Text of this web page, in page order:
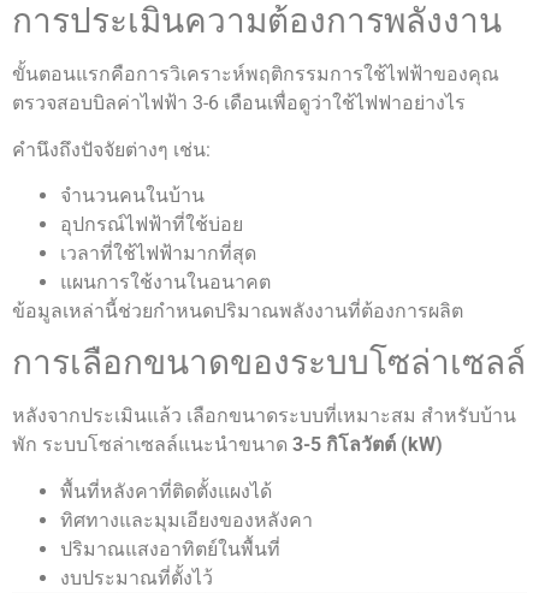
การประเมินความต้องการพลังงาน
ขั้นตอนแรกคือการวิเคราะห์พฤติกรรมการใช้ไฟฟ้าของคุณ
ตรวจสอบบิลค่าไฟฟ้า 3-6 เดือนเพื่อดูว่าใช้ไฟฟาอย่างไร
คำนึงถึงปัจจัยต่างๆ เช่น:
จำนวนคนในบ้าน
อุปกรณ์ไฟฟ้าที่ใช้บ่อย
เวลาที่ใช้ไฟฟ้ามากที่สุด
แผนการใช้งานในอนาคต
ข้อมูลเหล่านี้ช่วยกำหนดปริมาณพลังงานที่ต้องการผลิต
การเลือกขนาดของระบบโซล่าเซลล์
หลังจากประเมินแล้ว เลือกขนาดระบบที่เหมาะสม สำหรับบ้าน
พัก ระบบโซล่าเซลล์แนะนำขนาด 3-5 กิโลวัตต์ (kW)
พื้นที่หลังคาที่ติดตั้งแผงได้
ทิศทางและมุมเอียงของหลังคา
ปริมาณแสงอาทิตย์ในพื้นที่
งบประมาณที่ตั้งไว้